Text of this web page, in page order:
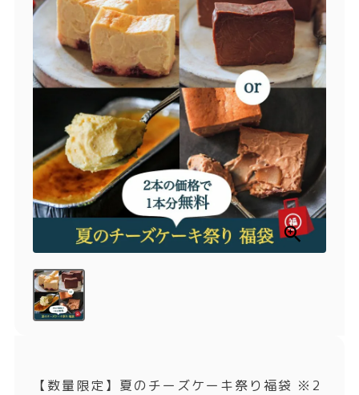
商品一覧
とろ生ガトーショコラ
とろ生 まとめ買いお得
セット
お中元
紅茶toroaTea
とろ生チーズケーキ
濃抹茶とろ生ガトーシ
ョコラ
とろ生シュー
クッキー缶
お誕生日セット
【数量限定】夏のチーズケーキ祭り福袋 ※2